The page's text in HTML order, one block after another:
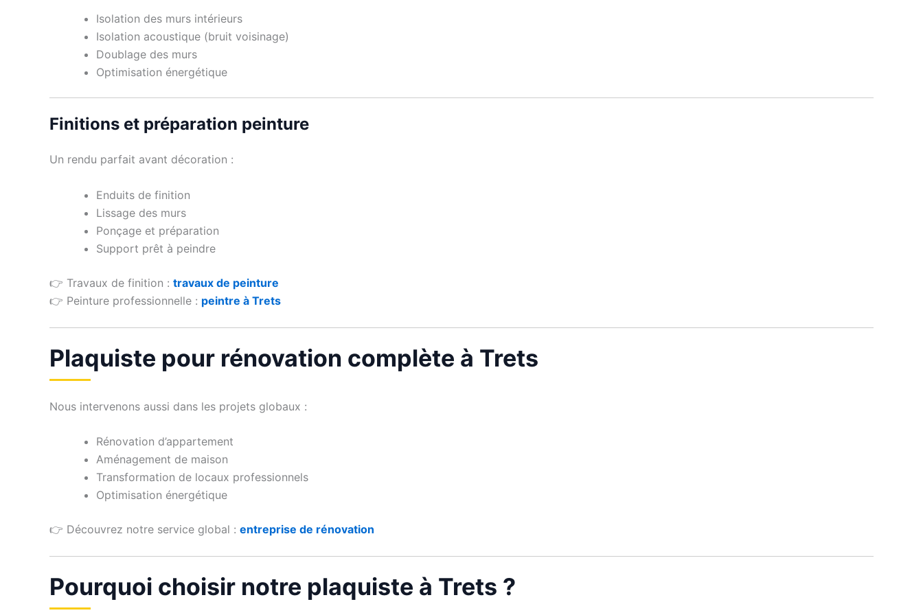
Isolation des murs intérieurs
Isolation acoustique (bruit voisinage)
Doublage des murs
Optimisation énergétique
Finitions et préparation peinture
Un rendu parfait avant décoration :
Enduits de finition
Lissage des murs
Ponçage et préparation
Support prêt à peindre
👉 Travaux de finition : travaux de peinture
👉 Peinture professionnelle : peintre à Trets
Plaquiste pour rénovation complète à Trets
Nous intervenons aussi dans les projets globaux :
Rénovation d’appartement
Aménagement de maison
Transformation de locaux professionnels
Optimisation énergétique
👉 Découvrez notre service global : entreprise de rénovation
Pourquoi choisir notre plaquiste à Trets ?